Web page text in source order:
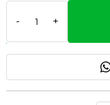
- +